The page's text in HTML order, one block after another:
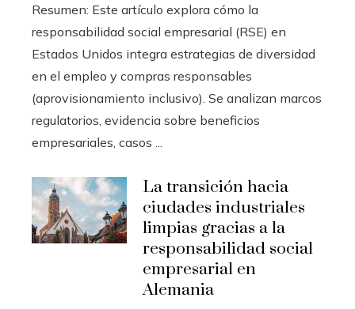
Resumen: Este artículo explora cómo la
responsabilidad social empresarial (RSE) en
Estados Unidos integra estrategias de diversidad
en el empleo y compras responsables
(aprovisionamiento inclusivo). Se analizan marcos
regulatorios, evidencia sobre beneficios
empresariales, casos ...
La transición hacia
ciudades industriales
limpias gracias a la
responsabilidad social
empresarial en
Alemania